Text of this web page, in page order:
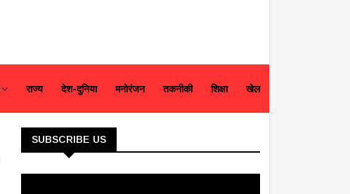
राज्य देश-दुनिया मनोरंजन तकनीकी शिक्षा खेल
SUBSCRIBE US